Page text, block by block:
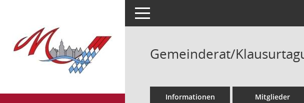
Toggle navigation
Gemeinderat/
Informationen Mitglieder